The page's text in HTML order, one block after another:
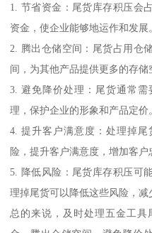
1. 节省资金：尾货库存积压会
资金，使企业能够地运作和发展
2. 腾出仓储空间：尾货占用仓
间，为其他产品提供更多的存储
3. 避免降价处理：尾货通常
理，保护企业的形象和产品定价
4. 提升客户满意度：处理掉
险，提升客户满意度，增加客户
5. 降低风险：尾货库存积压可
理掉尾货可以降低这些风险，减
总的来说，及时处理五金工